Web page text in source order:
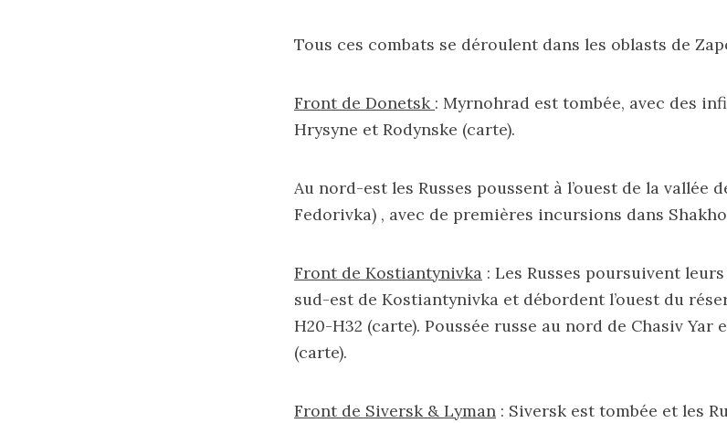
Tous ces combats se déroulent dans les oblasts de
Front de Donetsk : Myrnohrad est tombée, avec des
Hrysyne et Rodynske (carte).
Au nord-est les Russes poussent à l’ouest de la vallée
Fedorivka) , avec de premières incursions dans
Front de Kostiantynivka : Les Russes poursuivent
sud-est de Kostiantynivka et débordent l’ouest du
H20-H32 (carte). Poussée russe au nord de Chasiv Yar
(carte).
Front de Siversk & Lyman : Siversk est tombée et les